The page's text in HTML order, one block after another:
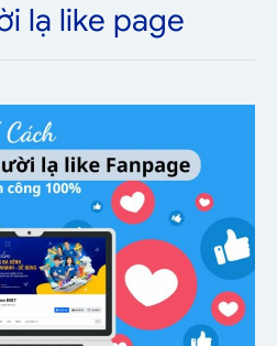
lạ like page